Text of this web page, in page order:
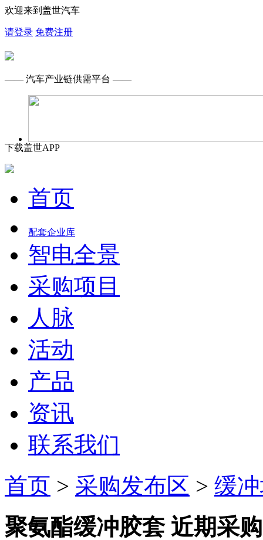
欢迎来到盖世汽车
请登录 免费注册
—— 汽车产业链供需平台 ——
下载盖世APP
首页
配套企业库
智电全景
采购项目
人脉
活动
产品
资讯
联系我们
首页 > 采购发布区 > 缓
聚氨酯缓冲胶套 近期采购